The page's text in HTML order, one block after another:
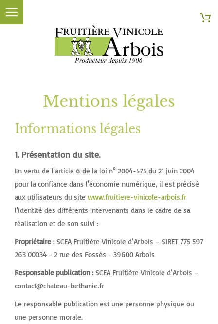
Mentions légales
Informations légales
1. Présentation du site.
En vertu de l'article 6 de la loi n° 2004-575 du 21 juin 2004
pour la confiance dans l'économie numérique, il est précisé
aux utilisateurs du site www.fruitiere-vinicole-arbois.fr
l'identité des différents intervenants dans le cadre de sa
réalisation et de son suivi :
Propriétaire :SCEA Fruitière Vinicole d’Arbois – SIRET 775 597
263 00034 - 2 rue des Fossés - 39600 Arbois
Responsable publication :SCEA Fruitière Vinicole d’Arbois –
contact@chateau-bethanie.fr
Le responsable publication est une personne physique ou
une personne morale.